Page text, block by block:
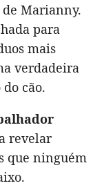
Marianny.
para
mais
verdadeira
cão.
revelar
que ninguém